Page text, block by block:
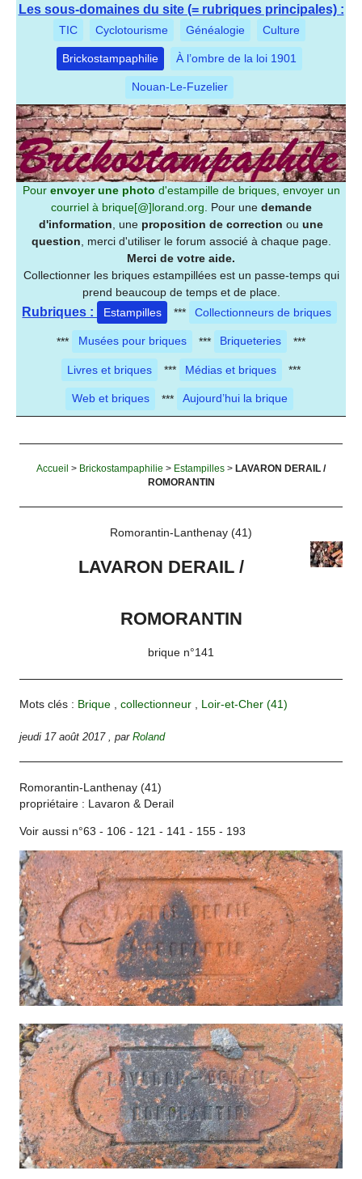
Les sous-domaines du site (= rubriques principales) :
TIC Cyclotourisme Généalogie Culture
Brickostampaphilie À l’ombre de la loi 1901
Nouan-Le-Fuzelier
Pour envoyer une photo d'estampille de briques, envoyer un
courriel à brique[@]lorand.org . Pour une demande
d'information , une proposition de correction ou une
question , merci d'utiliser le forum associé à chaque page.
Merci de votre aide.
Collectionner les briques estampillées est un passe-temps qui
prend beaucoup de temps et de place.
Rubriques : Estampilles *** Collectionneurs de briques
*** Musées pour briques *** Briqueteries ***
Livres et briques *** Médias et briques ***
Web et briques *** Aujourd’hui la brique
Accueil > Brickostampaphilie > Estampilles > LAVARON DERAIL /
ROMORANTIN
Romorantin-Lanthenay (41)
LAVARON DERAIL /
ROMORANTIN
brique n°141
Mots clés : Brique ,collectionneur , Loir-et-Cher (41)
jeudi 17 août 2017 ,parRoland
Romorantin-Lanthenay (41)
propriétaire : Lavaron & Derail
Voir aussi n°63 - 106 - 121 - 141 - 155 - 193